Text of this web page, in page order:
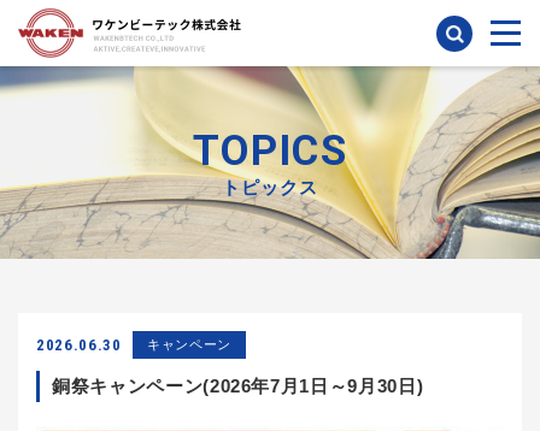
検索
TOPICS
トピックス
2026.06.30 キャンペーン
銅祭キャンペーン(2026年7月1日～9月30日)